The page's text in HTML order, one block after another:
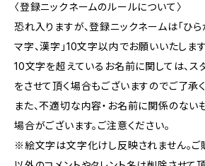
〈登録ニックネームのルールについて〉
恐れ入りますが、登録ニックネームは「ひら
マ字、漢字」10文字以内でお願いいたします
10文字を超えているお名前に関しては、ス
をさせて頂く場合もございますのでご了承く
また、不適切な内容・お名前に関係のない
場合がございます。ご注意ください。
※絵文字は文字化けし反映されません。ご